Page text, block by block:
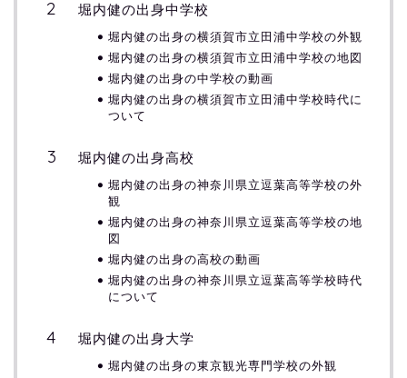
堀内健の出身中学校
堀内健の出身の横須賀市立田浦中学校の外観
堀内健の出身の横須賀市立田浦中学校の地図
堀内健の出身の中学校の動画
堀内健の出身の横須賀市立田浦中学校時代に
ついて
堀内健の出身高校
堀内健の出身の神奈川県立逗葉高等学校の外
観
堀内健の出身の神奈川県立逗葉高等学校の地
図
堀内健の出身の高校の動画
堀内健の出身の神奈川県立逗葉高等学校時代
について
堀内健の出身大学
堀内健の出身の東京観光専門学校の外観